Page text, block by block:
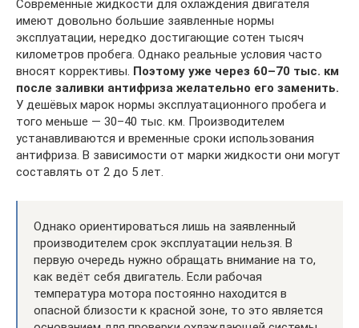
Современные жидкости для охлаждения двигателя
имеют довольно большие заявленные нормы
эксплуатации, нередко достигающие сотен тысяч
километров пробега. Однако реальные условия часто
вносят коррективы. Поэтому уже через 60–70 тыс. км
после заливки антифриза желательно его заменить.
У дешёвых марок нормы эксплуатационного пробега и
того меньше — 30–40 тыс. км. Производителем
устанавливаются и временные сроки использования
антифриза. В зависимости от марки жидкости они могут
составлять от 2 до 5 лет.
Однако ориентироваться лишь на заявленный
производителем срок эксплуатации нельзя. В
первую очередь нужно обращать внимание на то,
как ведёт себя двигатель. Если рабочая
температура мотора постоянно находится в
опасной близости к красной зоне, то это является